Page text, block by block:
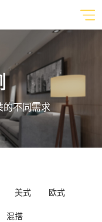
的不同需求
美式 欧式
混搭